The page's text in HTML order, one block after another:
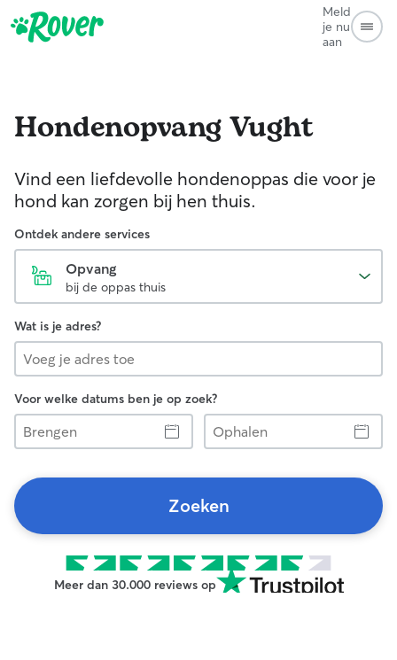
Meld
je nu
aan
HondenopvangVught
Vind een liefdevolle hondenoppas die voor je
hond kan zorgen bij hen thuis.
Ontdek andere services
Opvang
bij de oppas thuis
Wat is je adres?
Voor welke datums ben je op zoek?
Brengen
Ophalen
Zoeken
Meer dan 30.000 reviews op